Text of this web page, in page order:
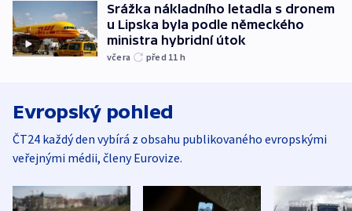
Srážka nákladního letadla s dronem
u Lipska byla podle německého
ministra hybridní útok
včera před 11 h
Evropský pohled
ČT24 každý den vybírá z obsahu publikovaného evropskými
veřejnými médii, členy Eurovize.